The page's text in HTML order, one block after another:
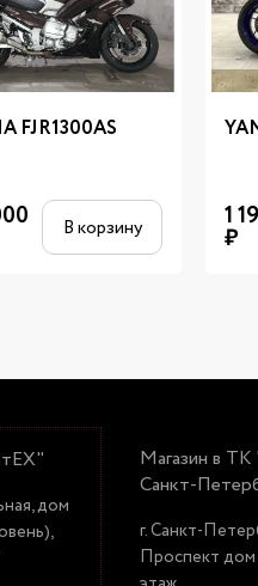
FJR1300AS
В корзину 1
₽
дом
Магазин в
Санкт-
г. Санкт-
Проспект дом